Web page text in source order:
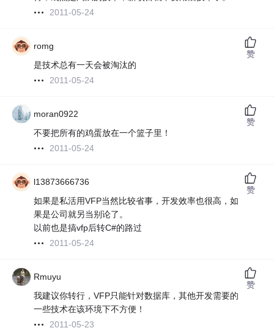
2011-05-24
romg
是技术总有一天会被淘汰的
2011-05-24
赞
moran0922
不要把所有的鸡蛋放在一个篮子里！
2011-05-24
赞
l13873666736
如果是私活用VFP当然比较省事，开发效率也很高，如
果是公司就另当别论了。
以前也是搞vfp后转C#的路过
2011-05-24
赞
Rmuyu
我建议你转行，VFP只能针对数据库，其他开发需要的
一些技术在该环境下不方便！
2011-05-23
赞